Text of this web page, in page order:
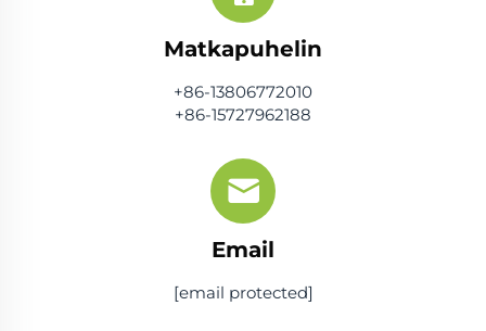
Matkapuhelin
+86-13806772010
+86-15727962188
Email
[email protected]